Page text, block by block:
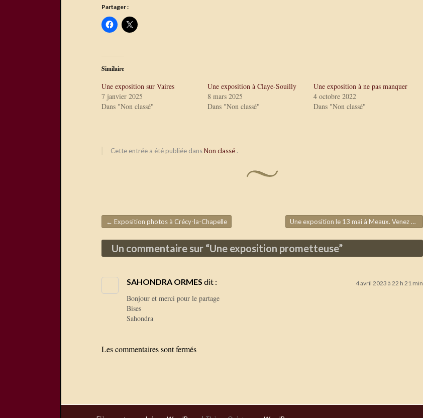
Partager :
Similaire
Une exposition sur Vaires
7 janvier 2025
Dans "Non classé"
Une exposition à Claye-Souilly
8 mars 2025
Dans "Non classé"
Une exposition à ne pas manquer
4 octobre 2022
Dans "Non classé"
Cette entrée a été publiée dansNon classé .
Navigation de l'article
← Exposition photos à Crécy-la-Chapelle Une exposition le 13 mai à Meaux. Venez nombreux
Un commentaire sur “Une exposition prometteuse”
SAHONDRA ORMES dit : 4 avril 2023 à 22 h 21 min
Bonjour et merci pour le partage
Bises
Sahondra
Les commentaires sont fermés